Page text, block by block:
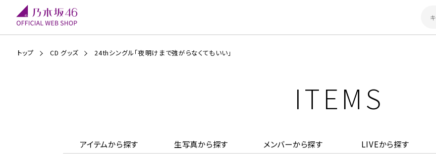
トップ CD グッズ 24thシングル「夜明けまで強がらなくてもいい」
ITEMS
アイテムから探す 生写真から探す メンバーから探す LIVEから探す